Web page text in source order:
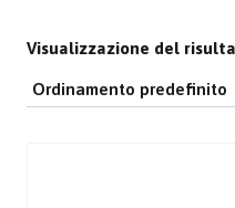
Visualizzazione del